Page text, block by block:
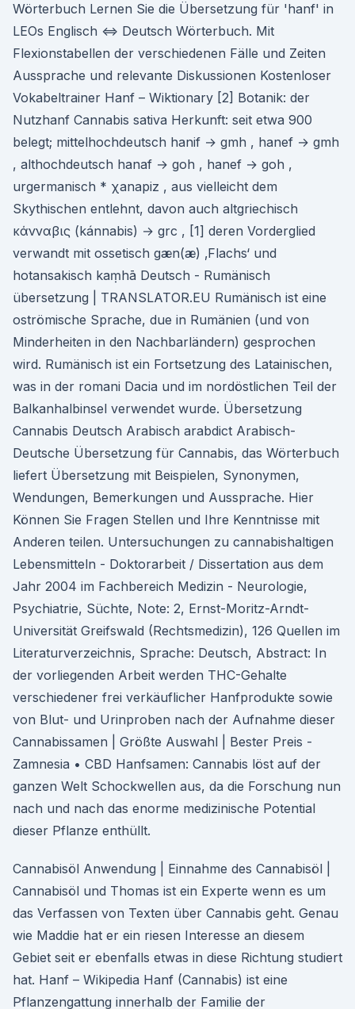
Wörterbuch Lernen Sie die Übersetzung für 'hanf' in
LEOs Englisch ⇔ Deutsch Wörterbuch. Mit
Flexionstabellen der verschiedenen Fälle und Zeiten
Aussprache und relevante Diskussionen Kostenloser
Vokabeltrainer Hanf – Wiktionary [2] Botanik: der
Nutzhanf Cannabis sativa Herkunft: seit etwa 900
belegt; mittelhochdeutsch hanif → gmh , hanef → gmh
, althochdeutsch hanaf → goh , hanef → goh ,
urgermanisch * χanapiz , aus vielleicht dem
Skythischen entlehnt, davon auch altgriechisch
κάνναβις (kánnabis) → grc , [1] deren Vorderglied
verwandt mit ossetisch gæn(æ) ‚Flachs‘ und
hotansakisch kaṃhā Deutsch - Rumänisch
übersetzung | TRANSLATOR.EU Rumänisch ist eine
oströmische Sprache, due in Rumänien (und von
Minderheiten in den Nachbarländern) gesprochen
wird. Rumänisch ist ein Fortsetzung des Latainischen,
was in der romani Dacia und im nordöstlichen Teil der
Balkanhalbinsel verwendet wurde. Übersetzung
Cannabis Deutsch Arabisch arabdict Arabisch-
Deutsche Übersetzung für Cannabis, das Wörterbuch
liefert Übersetzung mit Beispielen, Synonymen,
Wendungen, Bemerkungen und Aussprache. Hier
Können Sie Fragen Stellen und Ihre Kenntnisse mit
Anderen teilen. Untersuchungen zu cannabishaltigen
Lebensmitteln - Doktorarbeit / Dissertation aus dem
Jahr 2004 im Fachbereich Medizin - Neurologie,
Psychiatrie, Süchte, Note: 2, Ernst-Moritz-Arndt-
Universität Greifswald (Rechtsmedizin), 126 Quellen im
Literaturverzeichnis, Sprache: Deutsch, Abstract: In
der vorliegenden Arbeit werden THC-Gehalte
verschiedener frei verkäuflicher Hanfprodukte sowie
von Blut- und Urinproben nach der Aufnahme dieser
Cannabissamen | Größte Auswahl | Bester Preis -
Zamnesia • CBD Hanfsamen: Cannabis löst auf der
ganzen Welt Schockwellen aus, da die Forschung nun
nach und nach das enorme medizinische Potential
dieser Pflanze enthüllt.
Cannabisöl Anwendung | Einnahme des Cannabisöl |
Cannabisöl und Thomas ist ein Experte wenn es um
das Verfassen von Texten über Cannabis geht. Genau
wie Maddie hat er ein riesen Interesse an diesem
Gebiet seit er ebenfalls etwas in diese Richtung studiert
hat. Hanf – Wikipedia Hanf (Cannabis) ist eine
Pflanzengattung innerhalb der Familie der